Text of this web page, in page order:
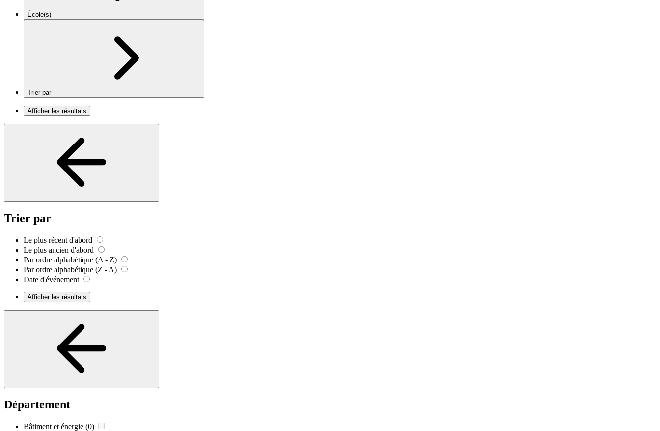
École(s)
Trier par
Afficher les résultats
Trier par
Le plus récent d'abord
Le plus ancien d'abord
Par ordre alphabétique (A - Z)
Par ordre alphabétique (Z - A)
Date d'événement
Afficher les résultats
Département
Bâtiment et énergie (0)